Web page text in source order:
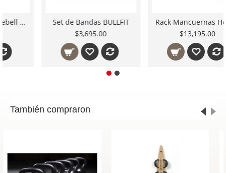
Competition Kettlebell 8 Kg
$1,295.00
Set de Bandas BULLFIT
$3,695.00
También compraron